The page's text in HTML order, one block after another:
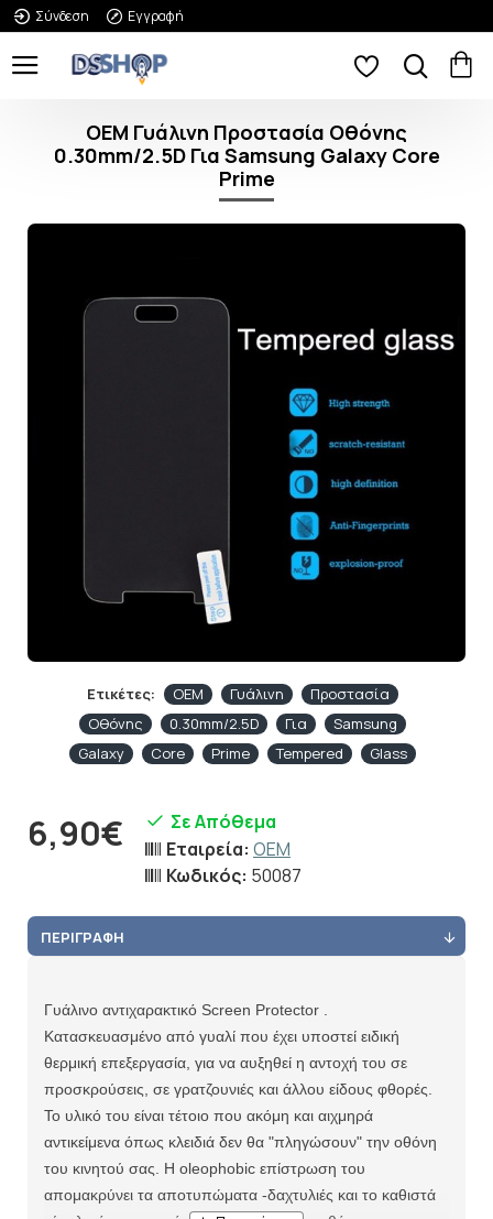
Σύνδεση Εγγραφή
OEM Γυάλινη Προστασία Οθόνης
0.30mm/2.5D Για Samsung Galaxy Core
Prime
Ετικέτες: OEM Γυάλινη
Προστασία
Οθόνης
0.30mm/2.5D Για
Samsung
Galaxy
Core Prime Tempered Glass
6,90€
Σε Απόθεμα
Εταιρεία: OEM
Κωδικός: 50087
ΠΕΡΙΓΡΑΦΉ
Γυάλινο αντιχαρακτικό Screen Protector .
Κατασκευασμένο από γυαλί που έχει υποστεί ειδική
θερμική επεξεργασία, για να αυξηθεί η αντοχή του σε
προσκρούσεις, σε γρατζουνιές και άλλου είδους φθορές.
Το υλικό του είναι τέτοιο που ακόμη και αιχμηρά
αντικείμενα όπως κλειδιά δεν θα "πληγώσουν" την οθόνη
του κινητού σας. Η oleophobic επίστρωση του
απομακρύνει τα αποτυπώματα -δαχτυλιές και το καθιστά